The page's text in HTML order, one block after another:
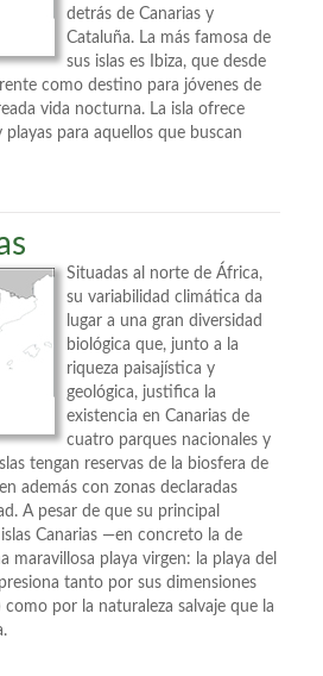
detrás de Canarias y
Cataluña. La más famosa de
sus islas es Ibiza, que desde
como destino para jóvenes de
vida nocturna. La isla ofrece
para aquellos que buscan
Situadas al norte de África,
su variabilidad climática da
lugar a una gran diversidad
biológica que, junto a la
riqueza paisajística y
geológica, justifica la
existencia en Canarias de
cuatro parques nacionales y
tengan reservas de la biosfera de
además con zonas declaradas
A pesar de que su principal
Canarias —en concreto la de
maravillosa playa virgen: la playa del
tanto por sus dimensiones
por la naturaleza salvaje que la